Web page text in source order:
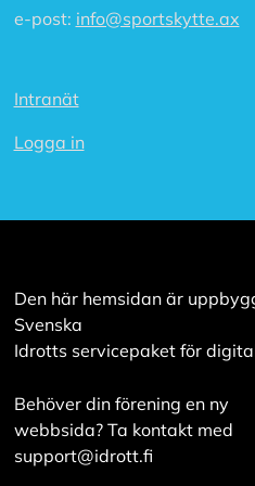
e-post: info@sportskytte.ax
Intranät
Logga in
Den här hemsidan är
Svenska
Idrotts servicepaket för
Behöver din förening en ny
webbsida? Ta kontakt med
support@idrott.fi